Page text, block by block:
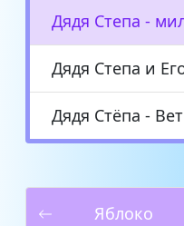
Дядя Степа -
Дядя Степа и
Дядя Стёпа -
Яблоко